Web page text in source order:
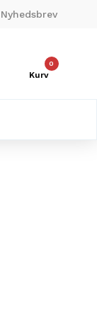
Nyhedsbrev
0
Kurv